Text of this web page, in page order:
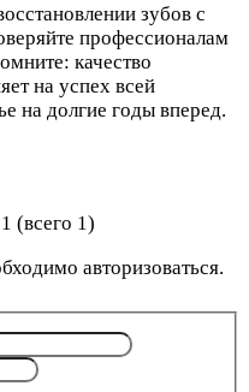
зубов с
профессионалам
качество
на успех всей
на долгие годы вперед.
(всего 1)
авторизоваться.